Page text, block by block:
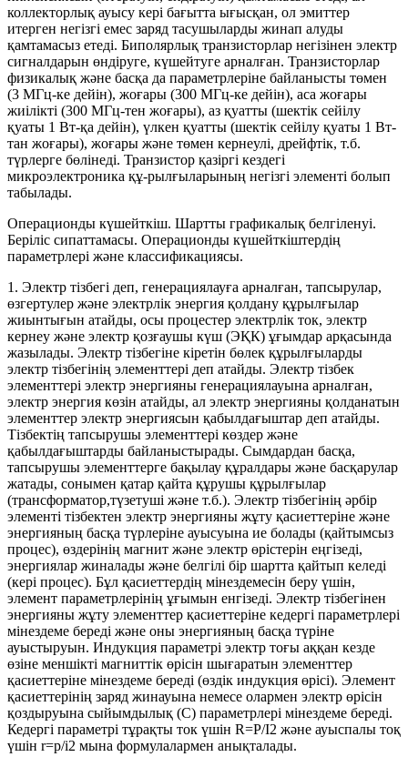
коллекторлық ауысу кері бағытта ығысқан, ол эмиттер
итерген негізгі емес заряд тасушыларды жинап алуды
қамтамасыз етеді. Биполярлық транзисторлар негізінен электр
сигналдарын өндіруге, күшейтуге арналған. Транзисторлар
физикалық және басқа да параметрлеріне байланысты төмен
(3 МГц-ке дейін), жоғары (300 МГц-ке дейін), аса жоғары
жиілікті (300 МГц-тен жоғары), аз қуатты (шектік сейілу
қуаты 1 Вт-қа дейін), үлкен қуатты (шектік сейілу қуаты 1 Вт-
тан жоғары), жоғары және төмен кернеулі, дрейфтік, т.б.
түрлерге бөлінеді. Транзистор қазіргі кездегі
микроэлектроника құ-рылғыларының негізгі элементі болып
табылады.
Операционды күшейткіш. Шартты графикалық белгіленуі.
Беріліс сипаттамасы. Операционды күшейткіштердің
параметрлері және классификациясы.
1. Электр тізбегі деп, генерациялауға арналған, тапсырулар,
өзгертулер және электрлік энергия қолдану құрылғылар
жиынтығын атайды, осы процестер электрлік ток, электр
кернеу және электр қозғаушы күш (ЭҚК) ұғымдар арқасында
жазылады. Электр тізбегіне кіретін бөлек құрылғыларды
электр тізбегінің элементтері деп атайды. Электр тізбек
элементтері электр энергияны генерациялауына арналған,
электр энергия көзін атайды, ал электр энергияны қолданатын
элементтер электр энергиясын қабылдағыштар деп атайды.
Тізбектің тапсырушы элементтері көздер және
қабылдағыштарды байланыстырады. Сымдардан басқа,
тапсырушы элементтерге бақылау құралдары және басқарулар
жатады, сонымен қатар қайта құрушы құрылғылар
(трансформатор,түзетуші және т.б.). Электр тізбегінің әрбір
элементі тізбектен электр энергияны жұту қасиеттеріне және
энергияның басқа түрлеріне ауысуына ие болады (қайтымсыз
процес), өздерінің магнит және электр өрістерін еңгізеді,
энергиялар жиналады және белгілі бір шартта қайтып келеді
(кері процес). Бұл қасиеттердің мінездемесін беру үшін,
элемент параметрлерінің ұғымын енгізеді. Электр тізбегінен
энергияны жұту элементтер қасиеттеріне кедергі параметрлері
мінездеме береді және оны энергияның басқа түріне
ауыстыруын. Индукция параметрі электр тоғы аққан кезде
өзіне меншікті магниттік өрісін шығаратын элементтер
қасиеттеріне мінездеме береді (өздік индукция өрісі). Элемент
қасиеттерінің заряд жинауына немесе олармен электр өрісін
қоздыруына сыйымдылық (С) параметрлері мінездеме береді.
Кедергі параметрі тұрақты ток үшін R=P/I2 және ауыспалы тоқ
үшін r=p/i2 мына формулалармен анықталады.